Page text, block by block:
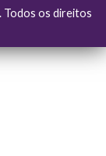
os direitos